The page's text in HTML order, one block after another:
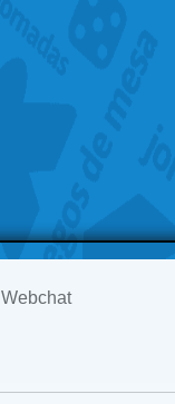
Webchat